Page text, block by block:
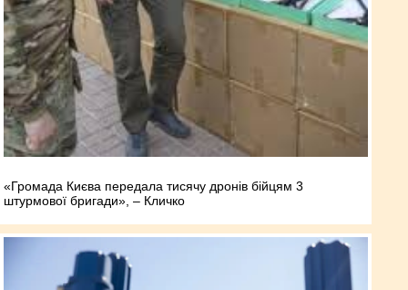
«Громада Києва передала тисячу дронів бійцям 3
штурмової бригади», – Кличко